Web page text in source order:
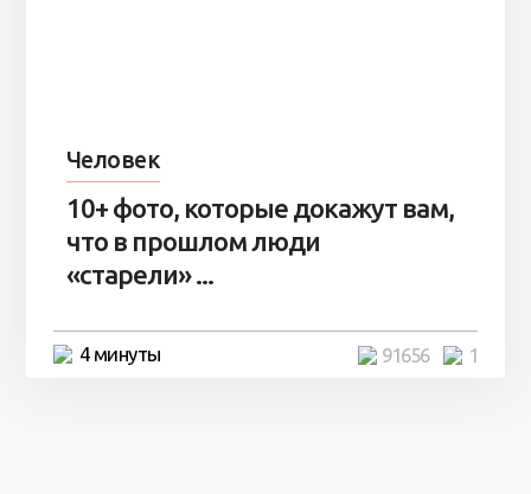
Человек
10+ фото, которые докажут вам,
что в прошлом люди
«старели» ...
4 минуты 1
91656